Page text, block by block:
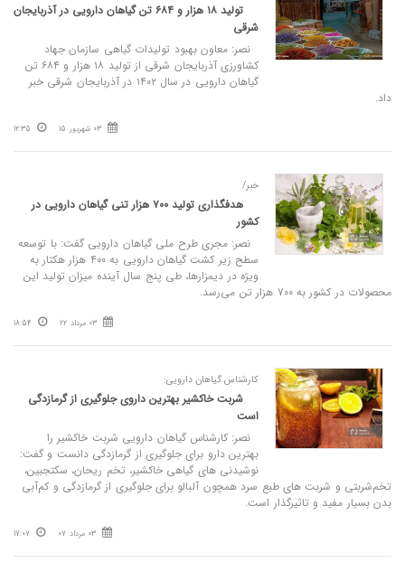
تولید ۱۸ هزار و ۶۸۴ تن گیاهان دارویی در آذربایجان
شرقی
نصر: معاون بهبود تولیدات گیاهی سازمان جهاد
کشاورزی آذربایجان شرقی از تولید ۱۸ هزار و ۶۸۴ تن
گیاهان دارویی در سال ۱۴۰۲ در آذربایجان شرقی خبر
داد.
03 شهریور 15 12:35
خبر/
هدفگذاری تولید ۷۰۰ هزار تنی گیاهان دارویی در
کشور
نصر: مجری طرح ملی گیاهان دارویی گفت: با توسعه
سطح زیر کشت گیاهان دارویی به ۴۰۰ هزار هکتار به
ویژه در دیمزارها، طی پنج سال آینده میزان تولید این
محصولات در کشور به ۷۰۰ هزار تن می‌رسد.
03 مرداد 22 18:54
کارشناس گیاهان دارویی:
شربت خاکشیر بهترین داروی جلوگیری از گرمازدگی
است
نصر: کارشناس گیاهان دارویی شربت خاکشیر را
بهترین دارو برای جلوگیری از گرمازدگی دانست و گفت:
نوشیدنی های گیاهی خاکشیر، تخم ریحان، سکتجبین،
تخم‌شربتی و شربت های طبع سرد همچون آلبالو برای جلوگیری از گرمازدگی و کم‌آبی
بدن بسیار مفید و تاثیرگذار است.
03 مرداد 07 17:07